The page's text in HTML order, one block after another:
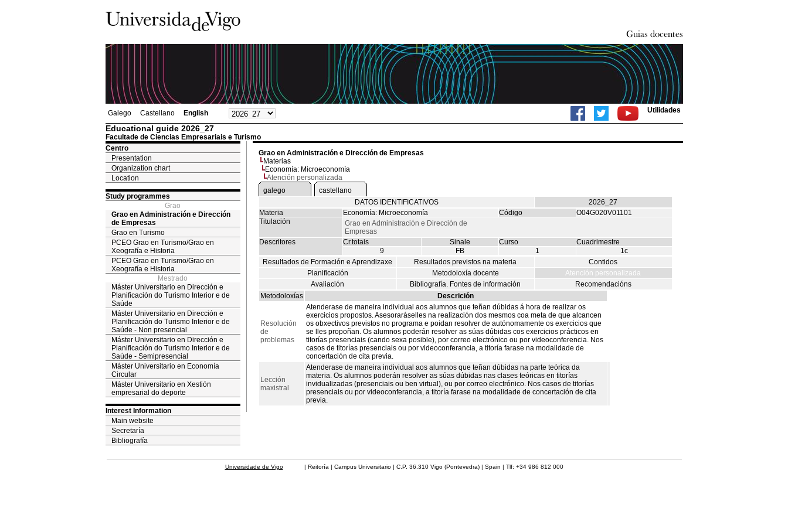
Galego Castellano English Utilidades
Educational guide 2026_27
Facultade de Ciencias Empresariais e Turismo
Centro
Presentation
Organization chart
Location
Study programmes
Grao
Grao en Administración e Dirección
de Empresas
Grao en Turismo
PCEO Grao en Turismo/Grao en
Xeografía e Historia
PCEO Grao en Turismo/Grao en
Xeografía e Historia
Mestrado
Máster Universitario en Dirección e
Planificación do Turismo Interior e de
Saúde
Máster Universitario en Dirección e
Planificación do Turismo Interior e de
Saúde - Non presencial
Máster Universitario en Dirección e
Planificación do Turismo Interior e de
Saúde - Semipresencial
Máster Universitario en Economía
Circular
Máster Universitario en Xestión
empresarial do deporte
Interest Information
Main website
Secretaría
Bibliografía
Grao en Administración e Dirección de Empresas
Materias
Economía: Microeconomía
Atención personalizada
galego
castellano
DATOS IDENTIFICATIVOS
2026_27
Materia
Economía: Microeconomía Código
O04G020V01101
Titulación
Grao en Administración e Dirección de
Empresas
Descritores
Cr.totais Sinale Curso
Cuadrimestre
9
FB 1
1c
Resultados de Formación e Aprendizaxe
Resultados previstos na materia
Contidos
Planificación
Metodoloxía docente
Atención personalizada
Avaliación
Bibliografía. Fontes de información
Recomendacións
Metodoloxías
Descrición
Resolución
de
problemas
Atenderase de maneira individual aos alumnos que teñan dúbidas á hora de realizar os
exercicios propostos. Asesoraráselles na realización dos mesmos coa meta de que alcancen
os obxectivos previstos no programa e poidan resolver de autónomamente os exercicios que
se lles propoñan. Os alumnos poderán resolver as súas dúbidas cos exercicios prácticos en
titorías presenciais (cando sexa posible), por correo electrónico ou por videoconferencia. Nos
casos de titorías presenciais ou por videoconferancia, a titoría farase na modalidade de
concertación de cita previa.
Lección
maxistral
Atenderase de maneira individual aos alumnos que teñan dúbidas na parte teórica da
materia. Os alumnos poderán resolver as súas dúbidas nas clases teóricas en titorías
invidualizadas (presenciais ou ben virtual), ou por correo electrónico. Nos casos de titorías
presenciais ou por videoconferancia, a titoría farase na modalidade de concertación de cita
previa.
Universidade de Vigo| Reitoría | Campus Universitario | C.P. 36.310 Vigo (Pontevedra) | Spain | Tlf: +34 986 812 000